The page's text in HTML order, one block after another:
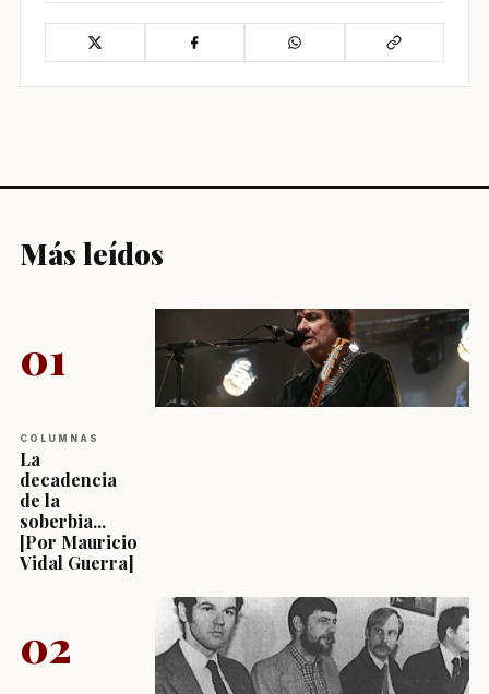
Más leídos
01
COLUMNAS
La
decadencia
de la
soberbia...
[Por Mauricio
Vidal Guerra]
02